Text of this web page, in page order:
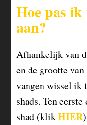
Hoe pas
aan?
Afhankelijk van
en de grootte
vangen wissel ik
shads. Ten
shad (klikHIER